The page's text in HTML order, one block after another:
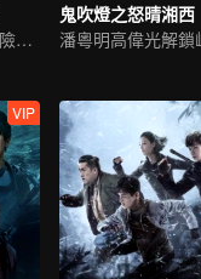
靳東陳喬恩開啓探險之旅
鬼吹燈之怒晴湘西
VIP